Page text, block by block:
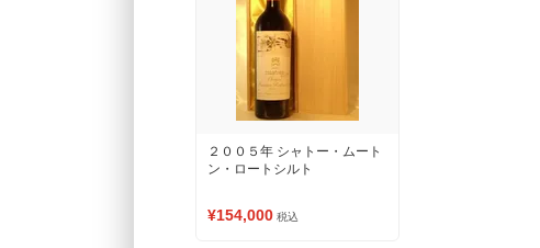
２００５年 シャトー・ムート
ン・ロートシルト
¥154,000 税込